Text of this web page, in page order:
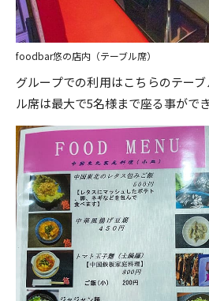
foodbar悠の店内（テーブル席）
グループでの利用はこちらのテー
ル席は最大で5名様まで座る事ができ